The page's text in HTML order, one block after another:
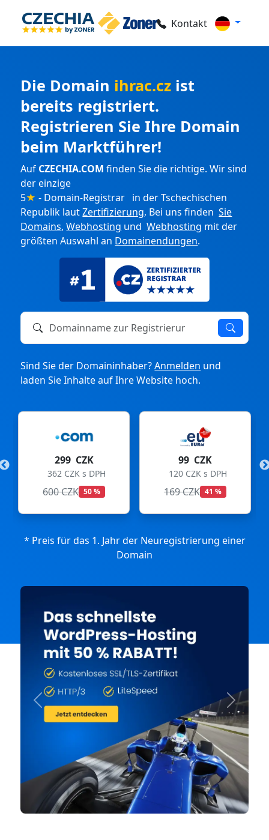
Kontakt
Die Domain ihrac.cz ist
bereits registriert.
Registrieren Sie Ihre Domain
beim Marktführer!
Auf CZECHIA.COM finden Sie die richtige. Wir sind
der einzige
5★ - Domain-Registrar in der Tschechischen
Republik lautZertifizierung. Bei uns findenSie
Domains,Webhosting undWebhosting mit der
größten Auswahl an Domainendungen.
Domainname zur Registrierung oder zum Transfer
Sind Sie der Domaininhaber?Anmelden und
laden Sie Inhalte auf Ihre Website hoch.
299 CZK
362 CZK s DPH
600 CZK 50 %
99 CZK
120 CZK s DPH
169 CZK 41 %
* Preis für das 1. Jahr der Neuregistrierung einer
Domain
Previous Next